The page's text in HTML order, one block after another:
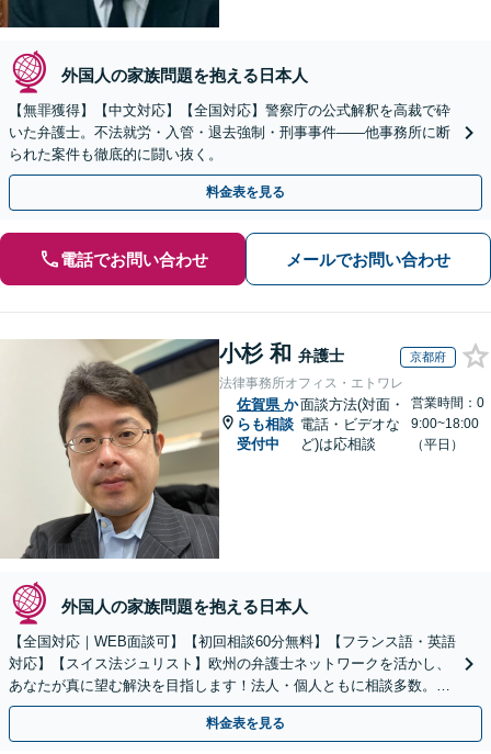
外国人の家族問題を抱える日本人
【無罪獲得】【中文対応】【全国対応】警察庁の公式解釈を高裁で砕
いた弁護士。不法就労・入管・退去強制・刑事事件——他事務所に断
られた案件も徹底的に闘い抜く。
料金表を見る
電話でお問い合わせ メールでお問い合わせ
小杉 和 弁護士 京都府
法律事務所オフィス・エトワレ
佐賀県 か
らも相談
受付中
面談方法(対面・
電話・ビデオな
ど)は応相談
営業時間：0
9:00~18:00
（平日）
外国人の家族問題を抱える日本人
【全国対応｜WEB面談可】【初回相談60分無料】【フランス語・英語
対応】【スイス法ジュリスト】欧州の弁護士ネットワークを活かし、
あなたが真に望む解決を目指します！法人・個人ともに相談多数。細
やかな連絡と粘り強い交渉を徹底【休日・夜間相談可】
料金表を見る